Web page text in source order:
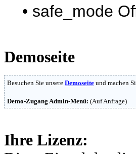
• safe_mode
Demoseite
Besuchen Sie unsere Demoseite und machen
Demo-Zugang Admin-Menü: (Auf Anfrage)
Ihre Lizenz: